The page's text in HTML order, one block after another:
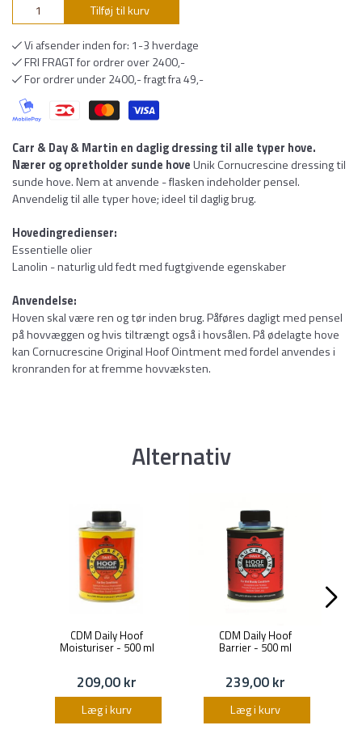
Tilføj til kurv
Vi afsender inden for: 1-3 hverdage
FRI FRAGT for ordrer over 2400,-
For ordrer under 2400,- fragt fra 49,-
Carr & Day & Martin en daglig dressing til alle typer hove.
Nærer og opretholder sunde hoveUnik Cornucrescine dressing til
sunde hove. Nem at anvende - flasken indeholder pensel.
Anvendelig til alle typer hove; ideel til daglig brug.
Hovedingredienser:
Essentielle olier
Lanolin - naturlig uld fedt med fugtgivende egenskaber
Anvendelse:
Hoven skal være ren og tør inden brug. Påføres dagligt med pensel
på hovvæggen og hvis tiltrængt også i hovsålen. På ødelagte hove
kan Cornucrescine Original Hoof Ointment med fordel anvendes i
kronranden for at fremme hovvæksten.
Alternativ
CDM Daily Hoof
Moisturiser - 500 ml
209,00 kr
Læg i kurv
CDM Daily Hoof
Barrier - 500 ml
239,00 kr
Læg i kurv